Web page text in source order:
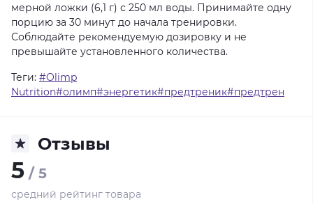
мерной ложки (6,1 г) с 250 мл воды. Принимайте одну
порцию за 30 минут до начала тренировки.
Соблюдайте рекомендуемую дозировку и не
превышайте установленного количества.
Теги: #Olimp
Nutrition#олимп#энергетик#предтреник#предтрен
Отзывы
5 / 5
средний рейтинг товара